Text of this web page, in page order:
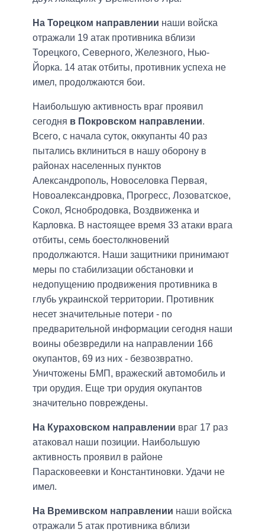
На Торецком направлении наши войска
отражали 19 атак противника вблизи
Торецкого, Северного, Железного, Нью-
Йорка. 14 атак отбиты, противник успеха не
имел, продолжаются бои.
Наибольшую активность враг проявил
сегодня в Покровском направлении.
Всего, с начала суток, оккупанты 40 раз
пытались вклиниться в нашу оборону в
районах населенных пунктов
Александрополь, Новоселовка Первая,
Новоалександровка, Прогресс, Лозоватское,
Сокол, Яснобродовка, Воздвиженка и
Карловка. В настоящее время 33 атаки врага
отбиты, семь боестолкновений
продолжаются. Наши защитники принимают
меры по стабилизации обстановки и
недопущению продвижения противника в
глубь украинской территории. Противник
несет значительные потери - по
предварительной информации сегодня наши
воины обезвредили на направлении 166
окупантов, 69 из них - безвозвратно.
Уничтожены БМП, вражеский автомобиль и
три орудия. Еще три орудия окупантов
значительно повреждены.
На Кураховском направлении враг 17 раз
атаковал наши позиции. Наибольшую
активность проявил в районе
Парасковеевки и Константиновки. Удачи не
имел.
На Времивском направлении наши войска
отражали 5 атак противника вблизи